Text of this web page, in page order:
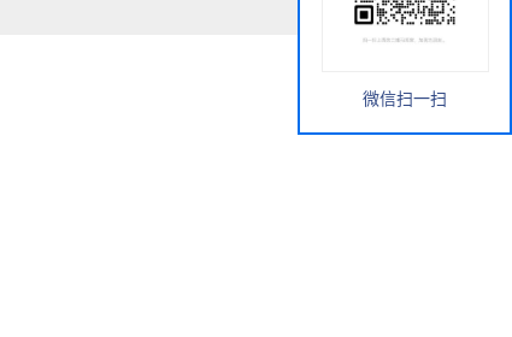
微信扫一扫